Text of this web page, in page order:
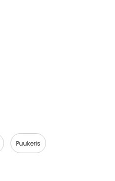
Puukeris